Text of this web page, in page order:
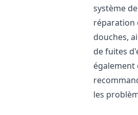
système
réparation
douches,
de fuites
également
les